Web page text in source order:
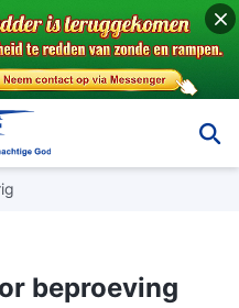
beproeving